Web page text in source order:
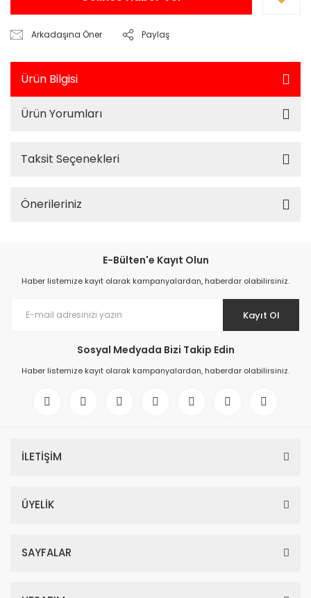
Arkadaşına Öner Paylaş
Ürün Bilgisi
Ürün Yorumları
Taksit Seçenekleri
Önerileriniz
E-Bülten'e Kayıt Olun
Haber listemize kayıt olarak kampanyalardan, haberdar olabilirsiniz.
Kayıt Ol
Sosyal Medyada Bizi Takip Edin
Haber listemize kayıt olarak kampanyalardan, haberdar olabilirsiniz.
İLETİŞİM
ÜYELİK
SAYFALAR